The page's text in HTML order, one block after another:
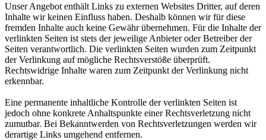
Unser Angebot enthält Links zu externen Websites Dritter, auf deren
Inhalte wir keinen Einfluss haben. Deshalb können wir für diese
fremden Inhalte auch keine Gewähr übernehmen. Für die Inhalte der
verlinkten Seiten ist stets der jeweilige Anbieter oder Betreiber der
Seiten verantwortlich. Die verlinkten Seiten wurden zum Zeitpunkt
der Verlinkung auf mögliche Rechtsverstöße überprüft.
Rechtswidrige Inhalte waren zum Zeitpunkt der Verlinkung nicht
erkennbar.
Eine permanente inhaltliche Kontrolle der verlinkten Seiten ist
jedoch ohne konkrete Anhaltspunkte einer Rechtsverletzung nicht
zumutbar. Bei Bekanntwerden von Rechtsverletzungen werden wir
derartige Links umgehend entfernen.